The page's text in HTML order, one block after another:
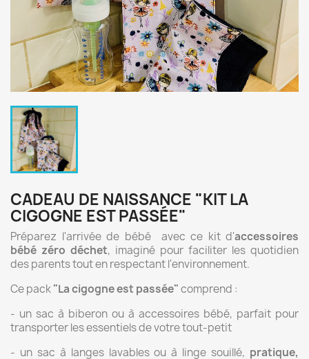
CADEAU DE NAISSANCE "KIT LA
CIGOGNE EST PASSÉE"
Préparez l'arrivée de bébé avec ce kit d'accessoires
bébé zéro déchet, imaginé pour faciliter les quotidien
des parents tout en respectant l'environnement.
Ce pack"La cigogne est passée"comprend :
- un sac à biberon ou à accessoires bébé, parfait pour
transporter les essentiels de votre tout-petit
- un sac à langes lavables ou à linge souillé, pratique,